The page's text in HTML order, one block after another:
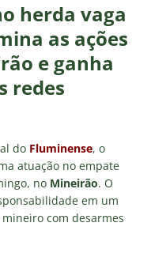
herda vaga
as ações
e ganha
redes
do Fluminense, o
atuação no empate
no Mineirão. O
em um
com desarmes